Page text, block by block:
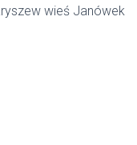
wieś Janówek